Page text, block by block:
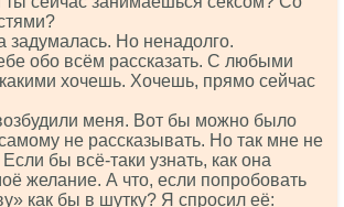
задумалась. Но ненадолго.
обо всём рассказать. С любыми
хочешь. Хочешь, прямо сейчас
меня. Вот бы можно было
не рассказывать. Но так мне не
бы всё-таки узнать, как она
желание. А что, если попробовать
как бы в шутку? Я спросил её: